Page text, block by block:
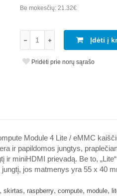
Be mokesčių:21.32€
Įdėti į
Pridėti prie norų sąrašo
Module 4 Lite / eMMC
ir papildomos jungtys,
miniHDMI prievadą. Be to,
jos matmenys yra 55 x 40
skirtas, raspberry, compute, module,